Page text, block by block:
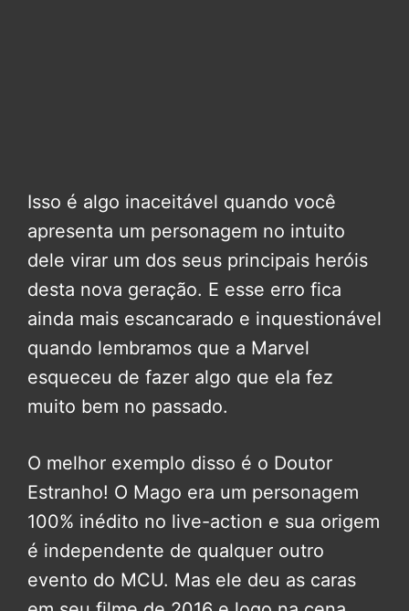
Isso é algo inaceitável quando você
apresenta um personagem no intuito
dele virar um dos seus principais heróis
desta nova geração. E esse erro fica
ainda mais escancarado e inquestionável
quando lembramos que a Marvel
esqueceu de fazer algo que ela fez
muito bem no passado.
O melhor exemplo disso é o Doutor
Estranho! O Mago era um personagem
100% inédito no live-action e sua origem
é independente de qualquer outro
evento do MCU. Mas ele deu as caras